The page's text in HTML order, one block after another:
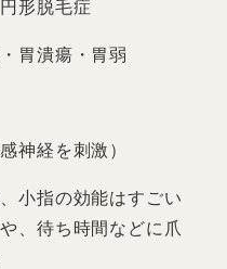
形脱毛症
胃潰瘍・胃弱
神経を刺激）
小指の効能はすごい
、待ち時間などに爪